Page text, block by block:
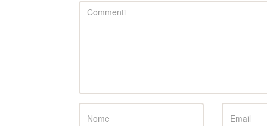
Comment
Name Email